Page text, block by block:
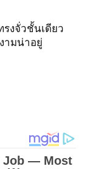
งจั่วชั้นเดียว
ามน่าอยู่